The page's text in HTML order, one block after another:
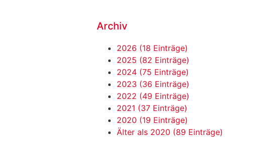
Archiv
2026 (18 Einträge)
2025 (82 Einträge)
2024 (75 Einträge)
2023 (36 Einträge)
2022 (49 Einträge)
2021 (37 Einträge)
2020 (19 Einträge)
Älter als 2020 (89 Einträge)